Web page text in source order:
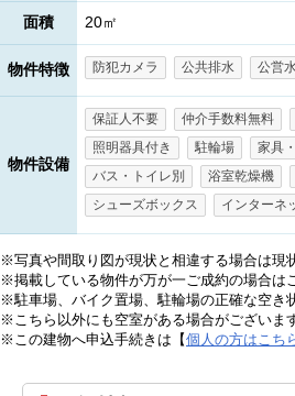
面積 20㎡
物件特徴 防犯カメラ 公共排水 公営
物件設備
保証人不要 仲介手数料無料
照明器具付き
駐輪場 家具
バス・トイレ別
浴室乾燥機
シューズボックス
インターネ
※写真や間取り図が現状と相違する場合は現
※掲載している物件が万が一ご成約の場合は
※駐車場、バイク置場、駐輪場の正確な空き
※こちら以外にも空室がある場合がございま
※この建物へ申込手続きは【個人の方はこち